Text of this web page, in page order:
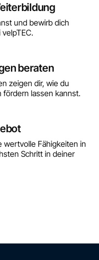
und bewirb dich
beraten
zeigen dir, wie du
lassen kannst.
wertvolle Fähigkeiten in
Schritt in deiner